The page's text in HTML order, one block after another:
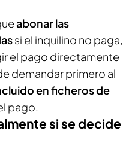
abonar las
si el inquilino no paga,
el pago directamente
demandar primero al
en ficheros de
pago.
si se decide